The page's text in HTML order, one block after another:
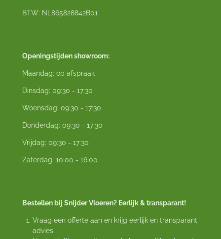
BTW: NL865828842B01
Openingstijden showroom:
Maandag: op afspraak
Dinsdag: 09:30 - 17:30
Woensdag: 09:30 - 17:30
Donderdag: 09:30 - 17:30
Vrijdag: 09:30 - 17:30
Zaterdag: 10:00 - 16:00
Bestellen bij Snijder Vloeren? Eerlijk & transparant!
Vraag een offerte aan en krijg eerlijk en transparant
advies